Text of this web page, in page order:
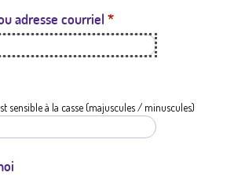
t
a
t
i
adresse courriel *
sensible à la casse (majuscules / minuscules)